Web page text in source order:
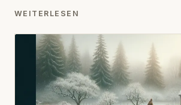
WEITERLESEN